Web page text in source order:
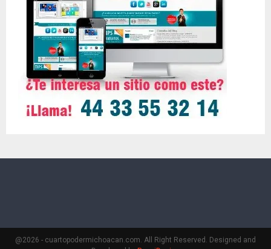
@2026 - cuartopodermichoacan.com. All Right Reserved. Designed and